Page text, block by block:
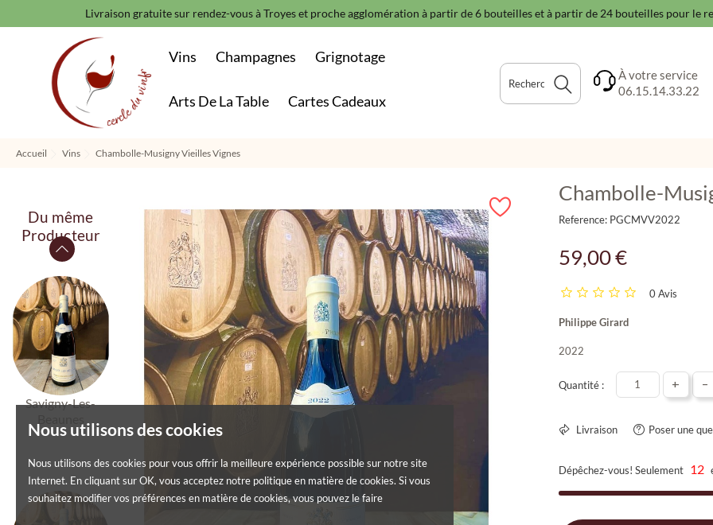
Nous utilisons des cookies
Nous utilisons des cookies pour vous offrir la meilleure expérience possible sur notre site
Internet. En cliquant sur OK, vous acceptez notre politique en matière de cookies. Si vous
souhaitez modifier vos préférences en matière de cookies, vous pouvez le faire
Livraison gratuite sur rendez-vous à Troyes et proche agglomération à partir de 6 bouteilles et à partir de 24 bouteilles pour le
Vins Champagnes Grignotage
Arts De La Table Cartes Cadeaux
À votre service
06.15.14.33.22
Accueil Vins Chambolle-Musigny Vieilles Vignes
Du même
Producteur
Savigny-Les-
Chambolle-
Reference: PGCMVV2022
59,00 €
0 Avis
Philippe Girard
2022
Quantité : + -
Livraison Poser une
Dépêchez-vous! Seulement 12